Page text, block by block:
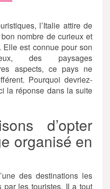
l’Italie attire de
nombre de curieux et
est connue pour son
des paysages
aspects, ce pays ne
Pourquoi devriez-
la réponse dans la suite
d’opter
organisé en
des destinations les
par les touristes. Il a tout